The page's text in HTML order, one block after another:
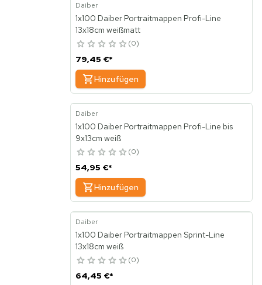
Daiber
1x100 Daiber Portraitmappen Profi-Line
13x18cm weißmatt
0
79,45 €*
Hinzufügen
Daiber
1x100 Daiber Portraitmappen Profi-Line bis
9x13cm weiß
0
54,95 €*
Hinzufügen
Daiber
1x100 Daiber Portraitmappen Sprint-Line
13x18cm weiß
0
64,45 €*